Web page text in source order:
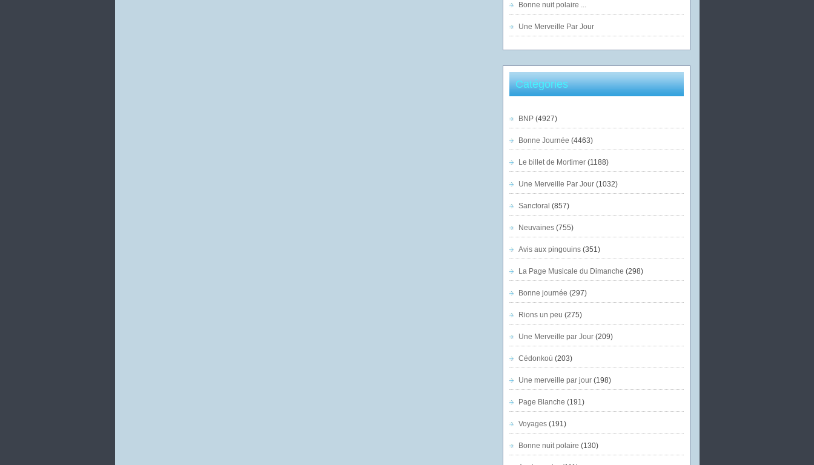
Bonne nuit polaire ...
Une Merveille Par Jour
Catégories
BNP(4927)
Bonne Journée (4463)
Le billet de Mortimer(1188)
Une Merveille Par Jour(1032)
Sanctoral (857)
Neuvaines(755)
Avis aux pingouins(351)
La Page Musicale du Dimanche (298)
Bonne journée (297)
Rions un peu (275)
Une Merveille par Jour(209)
Cédonkoù (203)
Une merveille par jour(198)
Page Blanche (191)
Voyages(191)
Bonne nuit polaire (130)